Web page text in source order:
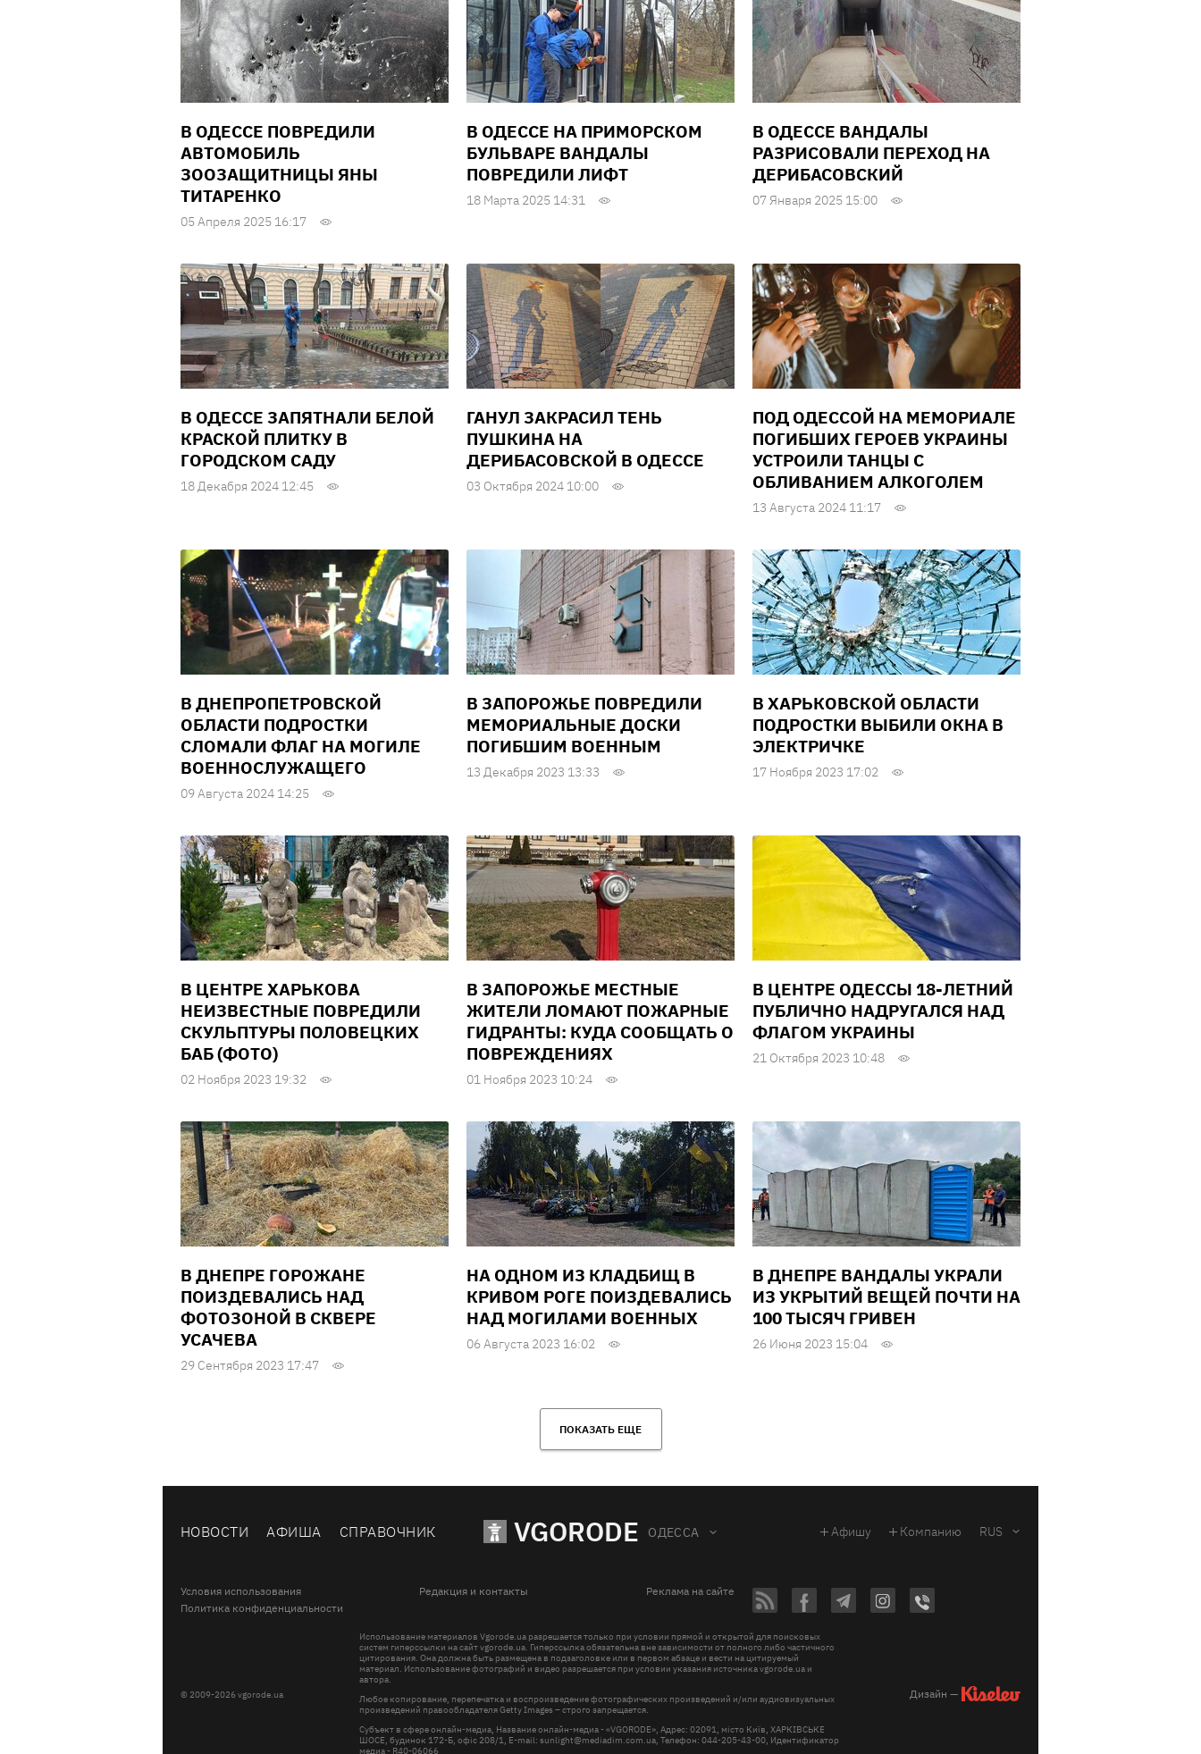
В ОДЕССЕ ПОВРЕДИЛИ
АВТОМОБИЛЬ
ЗООЗАЩИТНИЦЫ ЯНЫ
ТИТАРЕНКО
05 Апреля 2025 16:17
В ОДЕССЕ НА ПРИМОРСКОМ
БУЛЬВАРЕ ВАНДАЛЫ
ПОВРЕДИЛИ ЛИФТ
18 Марта 2025 14:31
В ОДЕССЕ ВАНДАЛЫ
РАЗРИСОВАЛИ ПЕРЕХОД НА
ДЕРИБАСОВСКИЙ
07 Января 2025 15:00
В ОДЕССЕ ЗАПЯТНАЛИ БЕЛОЙ
КРАСКОЙ ПЛИТКУ В
ГОРОДСКОМ САДУ
18 Декабря 2024 12:45
ГАНУЛ ЗАКРАСИЛ ТЕНЬ
ПУШКИНА НА
ДЕРИБАСОВСКОЙ В ОДЕССЕ
03 Октября 2024 10:00
ПОД ОДЕССОЙ НА МЕМОРИАЛЕ
ПОГИБШИХ ГЕРОЕВ УКРАИНЫ
УСТРОИЛИ ТАНЦЫ С
ОБЛИВАНИЕМ АЛКОГОЛЕМ
13 Августа 2024 11:17
В ДНЕПРОПЕТРОВСКОЙ
ОБЛАСТИ ПОДРОСТКИ
СЛОМАЛИ ФЛАГ НА МОГИЛЕ
ВОЕННОСЛУЖАЩЕГО
09 Августа 2024 14:25
В ЗАПОРОЖЬЕ ПОВРЕДИЛИ
МЕМОРИАЛЬНЫЕ ДОСКИ
ПОГИБШИМ ВОЕННЫМ
13 Декабря 2023 13:33
В ХАРЬКОВСКОЙ ОБЛАСТИ
ПОДРОСТКИ ВЫБИЛИ ОКНА В
ЭЛЕКТРИЧКЕ
17 Ноября 2023 17:02
В ЦЕНТРЕ ХАРЬКОВА
НЕИЗВЕСТНЫЕ ПОВРЕДИЛИ
СКУЛЬПТУРЫ ПОЛОВЕЦКИХ
БАБ (ФОТО)
02 Ноября 2023 19:32
В ЗАПОРОЖЬЕ МЕСТНЫЕ
ЖИТЕЛИ ЛОМАЮТ ПОЖАРНЫЕ
ГИДРАНТЫ: КУДА СООБЩАТЬ О
ПОВРЕЖДЕНИЯХ
01 Ноября 2023 10:24
В ЦЕНТРЕ ОДЕССЫ 18-ЛЕТНИЙ
ПУБЛИЧНО НАДРУГАЛСЯ НАД
ФЛАГОМ УКРАИНЫ
21 Октября 2023 10:48
В ДНЕПРЕ ГОРОЖАНЕ
ПОИЗДЕВАЛИСЬ НАД
ФОТОЗОНОЙ В СКВЕРЕ
УСАЧЕВА
29 Сентября 2023 17:47
НА ОДНОМ ИЗ КЛАДБИЩ В
КРИВОМ РОГЕ ПОИЗДЕВАЛИСЬ
НАД МОГИЛАМИ ВОЕННЫХ
06 Августа 2023 16:02
В ДНЕПРЕ ВАНДАЛЫ УКРАЛИ
ИЗ УКРЫТИЙ ВЕЩЕЙ ПОЧТИ НА
100 ТЫСЯЧ ГРИВЕН
26 Июня 2023 15:04
ПОКАЗАТЬ ЕЩЕ
НОВОСТИ АФИША СПРАВОЧНИК VGORODE ОДЕССА Афишу Компанию RUS
Условия использования Редакция и контакты
Реклама на сайте
Политика конфиденциальности
© 2009-2026 vgorode.ua
Использование материалов Vgorode.ua разрешается только при условии прямой и открытой для поисковых
систем гиперссылки на сайт vgorode.ua. Гиперссылка обязательна вне зависимости от полного либо частичного
цитирования. Она должна быть размещена в подзаголовке или в первом абзаце и вести на цитируемый
материал. Использование фотографий и видео разрешается при условии указания источника vgorode.ua и
автора.
Любое копирование, перепечатка и воспроизведение фотографических произведений и/или аудиовизуальных
произведений правообладателя Getty Images – строго запрещается.
Субъект в сфере онлайн-медиа, Название онлайн-медиа - «VGORODE», Адрес: 02091, місто Київ, ХАРКІВСЬКЕ
ШОСЕ, будинок 172-Б, офіс 208/1, E-mail: sunlight@mediadim.com.ua, Телефон: 044-205-43-00, Идентификатор
медиа - R40-06066
Дизайн —